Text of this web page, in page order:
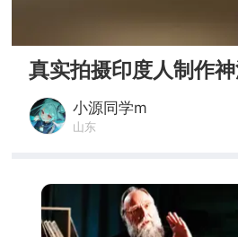
真实拍摄印度人制作
小源同学m
山东